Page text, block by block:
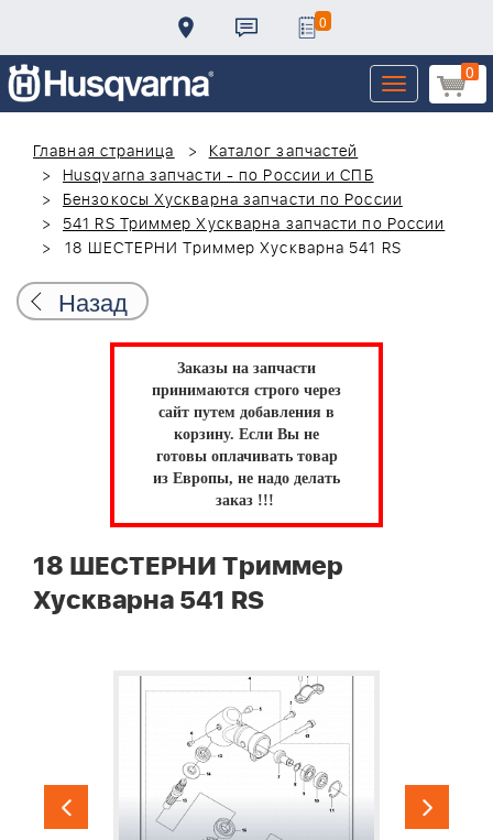
0
0
Toggle
navigation
Главная страница
Каталог запчастей
Husqvarna запчасти - по России и СПБ
Бензокосы Хускварна запчасти по России
541 RS Триммер Хускварна запчасти по России
18 ШЕСТЕРНИ Триммер Хускварна 541 RS
Назад
Заказы на запчасти
принимаются строго через
сайт путем добавления в
корзину. Если Вы не
готовы оплачивать товар
из Европы, не надо делать
заказ !!!
18 ШЕСТЕРНИ Триммер
Хускварна 541 RS